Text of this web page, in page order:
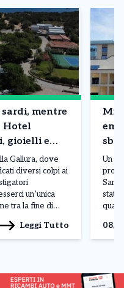
mentre
gioielli e
Gallura, dove
diversi colpi ai
un’unica
tra la fine di
Leggi Tutto
Un
San
stato
delle
08/